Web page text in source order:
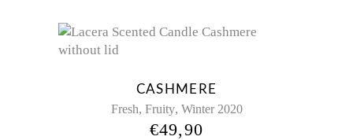
CASHMERE
Fresh, Fruity, Winter 2020
€49,90